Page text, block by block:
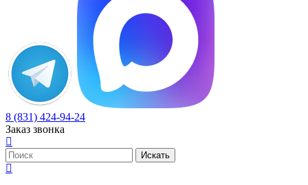
8 (831) 424-94-24
Заказ звонка